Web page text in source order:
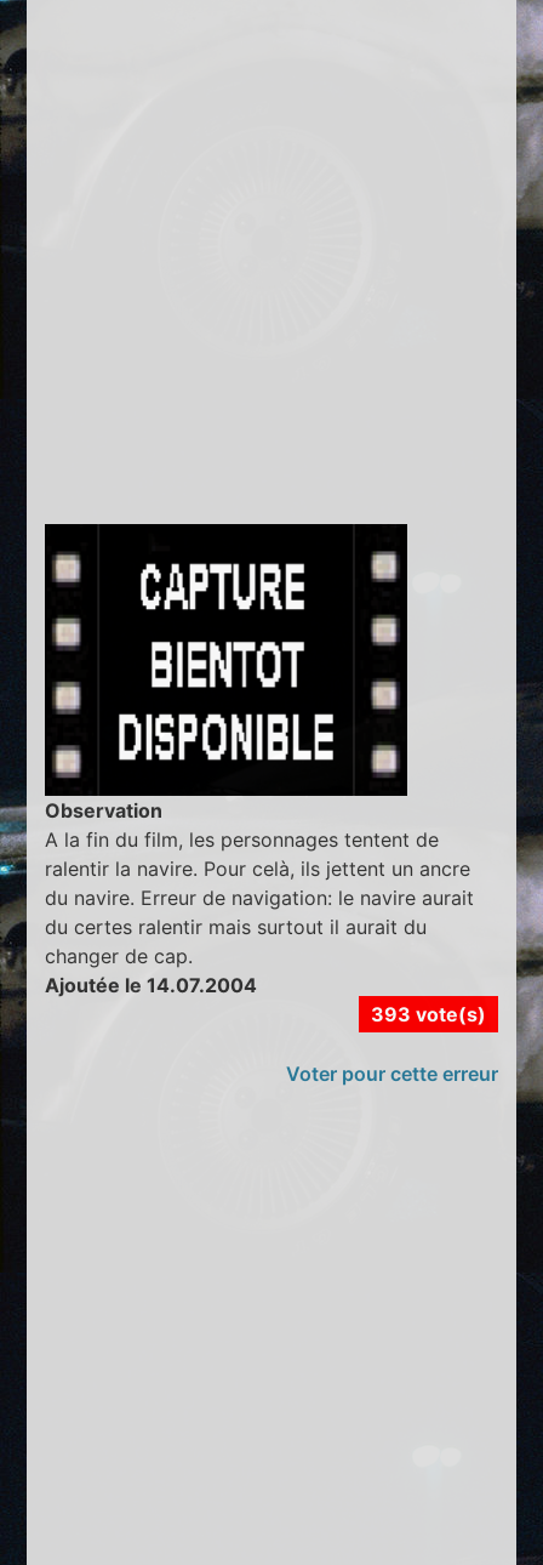
Observation
A la fin du film, les personnages tentent de
ralentir la navire. Pour celà, ils jettent un ancre
du navire. Erreur de navigation: le navire aurait
du certes ralentir mais surtout il aurait du
changer de cap.
Ajoutée le 14.07.2004
393 vote(s)
Voter pour cette erreur